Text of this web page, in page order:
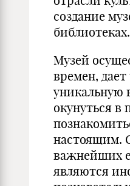
создание
библиотеках.
Музей
времен, дает
уникальную
окунуться в
настоящим.
важнейших
являются